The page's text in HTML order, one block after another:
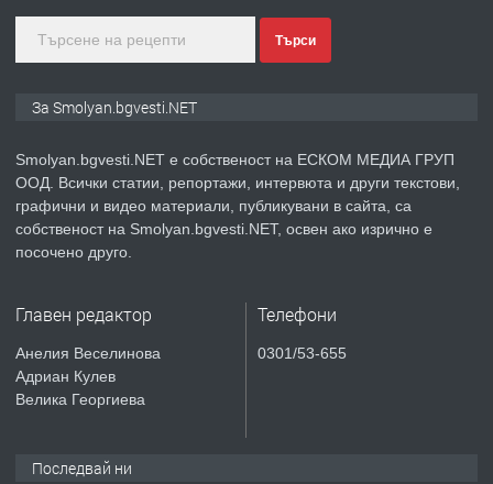
преди 2 години
ПРЕДЛАГА КЪЩА В МАРОНЯ
ТЪРСИ
Търси
За Smolyan.bgvesti.NET
Smolyan.bgvesti.NET е собственост на ЕСКОМ МЕДИА ГРУП
ООД. Всички статии, репортажи, интервюта и други текстови,
графични и видео материали, публикувани в сайта, са
собственост на Smolyan.bgvesti.NET, освен ако изрично е
посочено друго.
Главен редактор
Анелия Веселинова
Адриан Кулев
Велика Георгиева
Телефони
0301/53-655
Последвай ни